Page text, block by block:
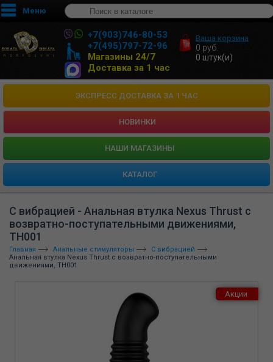
Меню
+7(903)746-80-53
+7(495)797-72-96
Магазины 24/7
Доставка за 1 час
Ваша корзина
0 руб.
0 штук(и)
ЭКСПРЕСС ДОСТАВКА ЗА 1 ЧАС
НОВИНКИ
HАШИ МАГАЗИНЫ
КАТАЛОГ
С вибрацией - Анальная втулка Nexus Thrust с
возвратно-поступательными движениями,
TH001
Главная Анальные стимуляторы
С вибрацией
Анальная втулка Nexus Thrust с возвратно-поступательными
движениями, TH001
Акции